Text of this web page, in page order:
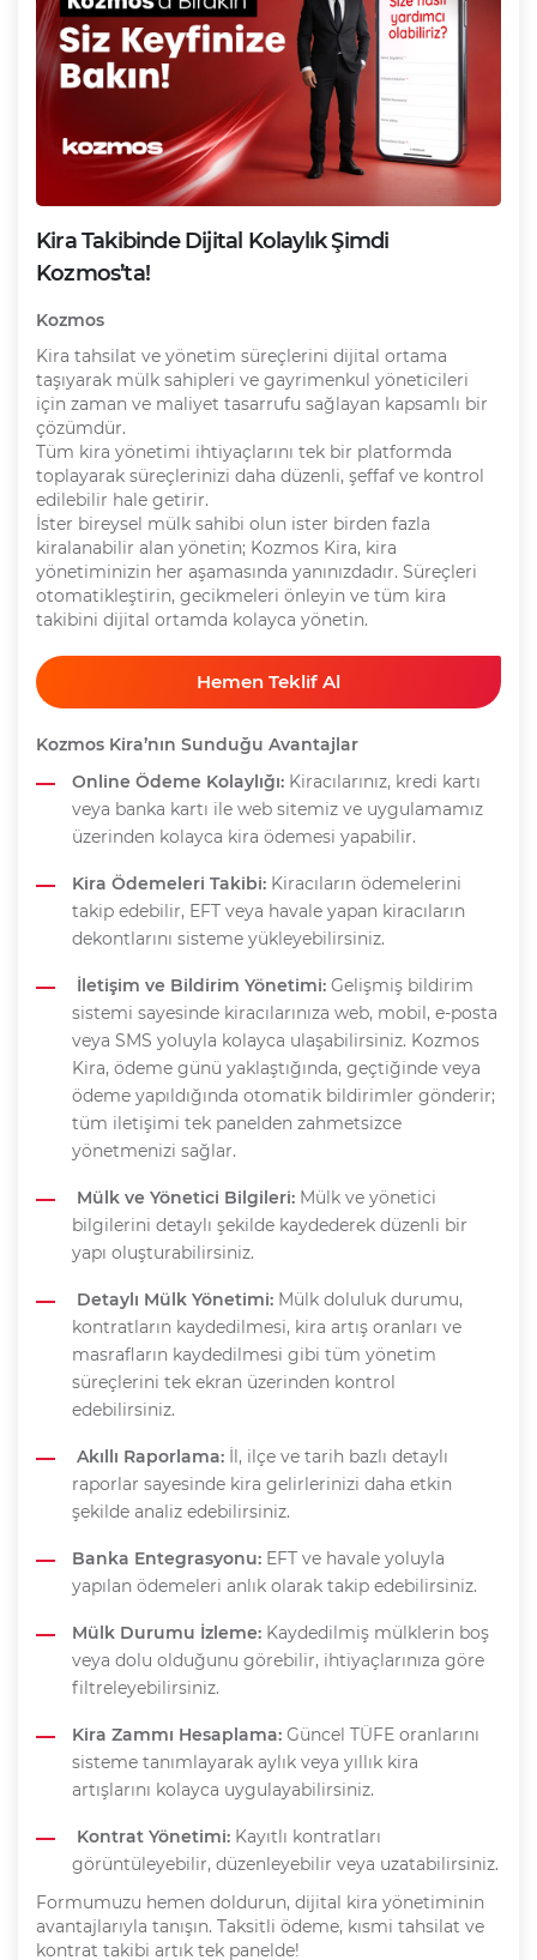
Kira Takibinde Dijital Kolaylık Şimdi
Kozmos’ta!
Kozmos
Kira tahsilat ve yönetim süreçlerini dijital ortama
taşıyarak mülk sahipleri ve gayrimenkul yöneticileri
için zaman ve maliyet tasarrufu sağlayan kapsamlı bir
çözümdür.
Tüm kira yönetimi ihtiyaçlarını tek bir platformda
toplayarak süreçlerinizi daha düzenli, şeffaf ve kontrol
edilebilir hale getirir.
İster bireysel mülk sahibi olun ister birden fazla
kiralanabilir alan yönetin; Kozmos Kira, kira
yönetiminizin her aşamasında yanınızdadır. Süreçleri
otomatikleştirin, gecikmeleri önleyin ve tüm kira
takibini dijital ortamda kolayca yönetin.
Hemen Teklif Al
Kozmos Kira’nın Sunduğu Avantajlar
Online Ödeme Kolaylığı: Kiracılarınız, kredi kartı
veya banka kartı ile web sitemiz ve uygulamamız
üzerinden kolayca kira ödemesi yapabilir.
Kira Ödemeleri Takibi: Kiracıların ödemelerini
takip edebilir, EFT veya havale yapan kiracıların
dekontlarını sisteme yükleyebilirsiniz.
İletişim ve Bildirim Yönetimi: Gelişmiş bildirim
sistemi sayesinde kiracılarınıza web, mobil, e-posta
veya SMS yoluyla kolayca ulaşabilirsiniz. Kozmos
Kira, ödeme günü yaklaştığında, geçtiğinde veya
ödeme yapıldığında otomatik bildirimler gönderir;
tüm iletişimi tek panelden zahmetsizce
yönetmenizi sağlar.
Mülk ve Yönetici Bilgileri: Mülk ve yönetici
bilgilerini detaylı şekilde kaydederek düzenli bir
yapı oluşturabilirsiniz.
Detaylı Mülk Yönetimi: Mülk doluluk durumu,
kontratların kaydedilmesi, kira artış oranları ve
masrafların kaydedilmesi gibi tüm yönetim
süreçlerini tek ekran üzerinden kontrol
edebilirsiniz.
Akıllı Raporlama: İl, ilçe ve tarih bazlı detaylı
raporlar sayesinde kira gelirlerinizi daha etkin
şekilde analiz edebilirsiniz.
Banka Entegrasyonu: EFT ve havale yoluyla
yapılan ödemeleri anlık olarak takip edebilirsiniz.
Mülk Durumu İzleme: Kaydedilmiş mülklerin boş
veya dolu olduğunu görebilir, ihtiyaçlarınıza göre
filtreleyebilirsiniz.
Kira Zammı Hesaplama: Güncel TÜFE oranlarını
sisteme tanımlayarak aylık veya yıllık kira
artışlarını kolayca uygulayabilirsiniz.
Kontrat Yönetimi: Kayıtlı kontratları
görüntüleyebilir, düzenleyebilir veya uzatabilirsiniz.
Formumuzu hemen doldurun, dijital kira yönetiminin
avantajlarıyla tanışın. Taksitli ödeme, kısmi tahsilat ve
kontrat takibi artık tek panelde!